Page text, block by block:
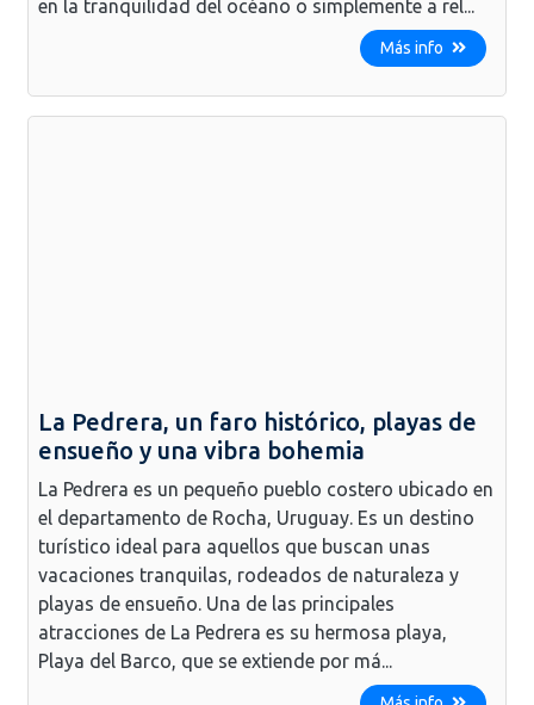
en la tranquilidad del océano o simplemente a rel...
Más info
La Pedrera, un faro histórico, playas de
ensueño y una vibra bohemia
La Pedrera es un pequeño pueblo costero ubicado en
el departamento de Rocha, Uruguay. Es un destino
turístico ideal para aquellos que buscan unas
vacaciones tranquilas, rodeados de naturaleza y
playas de ensueño. Una de las principales
atracciones de La Pedrera es su hermosa playa,
Playa del Barco, que se extiende por má...